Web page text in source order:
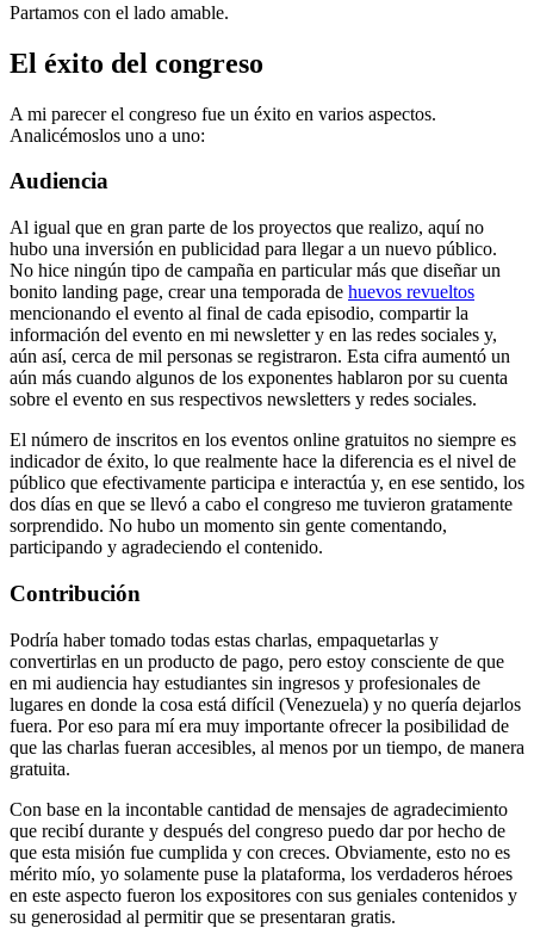
Partamos con el lado amable.
El éxito del congreso
A mi parecer el congreso fue un éxito en varios aspectos.
Analicémoslos uno a uno:
Audiencia
Al igual que en gran parte de los proyectos que realizo, aquí no
hubo una inversión en publicidad para llegar a un nuevo público.
No hice ningún tipo de campaña en particular más que diseñar un
bonito landing page, crear una temporada de huevos revueltos
mencionando el evento al final de cada episodio, compartir la
información del evento en mi newsletter y en las redes sociales y,
aún así, cerca de mil personas se registraron. Esta cifra aumentó un
aún más cuando algunos de los exponentes hablaron por su cuenta
sobre el evento en sus respectivos newsletters y redes sociales.
El número de inscritos en los eventos online gratuitos no siempre es
indicador de éxito, lo que realmente hace la diferencia es el nivel de
público que efectivamente participa e interactúa y, en ese sentido, los
dos días en que se llevó a cabo el congreso me tuvieron gratamente
sorprendido. No hubo un momento sin gente comentando,
participando y agradeciendo el contenido.
Contribución
Podría haber tomado todas estas charlas, empaquetarlas y
convertirlas en un producto de pago, pero estoy consciente de que
en mi audiencia hay estudiantes sin ingresos y profesionales de
lugares en donde la cosa está difícil (Venezuela) y no quería dejarlos
fuera. Por eso para mí era muy importante ofrecer la posibilidad de
que las charlas fueran accesibles, al menos por un tiempo, de manera
gratuita.
Con base en la incontable cantidad de mensajes de agradecimiento
que recibí durante y después del congreso puedo dar por hecho de
que esta misión fue cumplida y con creces. Obviamente, esto no es
mérito mío, yo solamente puse la plataforma, los verdaderos héroes
en este aspecto fueron los expositores con sus geniales contenidos y
su generosidad al permitir que se presentaran gratis.